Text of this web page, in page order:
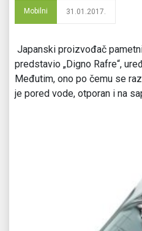
Mobilni 31.01.2017.
Japanski proizvođač
predstavio „Digno Rafre“,
Međutim, ono po čemu se
je pored vode, otporan i na